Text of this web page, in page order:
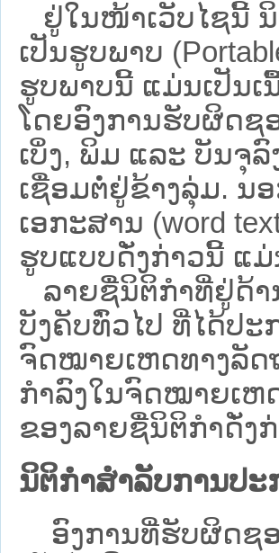
ຢູ່ໃນໜ້າ​ເວັບ​ໄຊ​ນີ້
ເປັນຮູບພາບ
ຮູບພາບນີ້ ແມ່ນເປັນ
ໂດຍອົງການຮັບຜິດຊ
ເບິ່ງ, ພິມ ແລະ ບັນຈຸ
ເຊື່ອມຕໍ່ຢູ່ຂ້າງລຸ່ມ. ນ
ເອກະສານ (word
ຮູບແບບດັ່ງກ່າວນີ້ ແ
ລາຍຊື່ນິຕິກຳທີ່ຢູ່ດ້
ບັງຄັບທົ່ວໄປ ທີ່ໄດ້ປ
ຈົດໝາຍເຫດທາງລັດ
ກຳລົງໃນຈົດໝາຍເຫ
ຂອງລາຍຊື່ນິຕິກໍາດັ່ງ
ນິຕິກຳສຳລັບການປະ
ອົງການທີ່ຮັບຜິດຊອ